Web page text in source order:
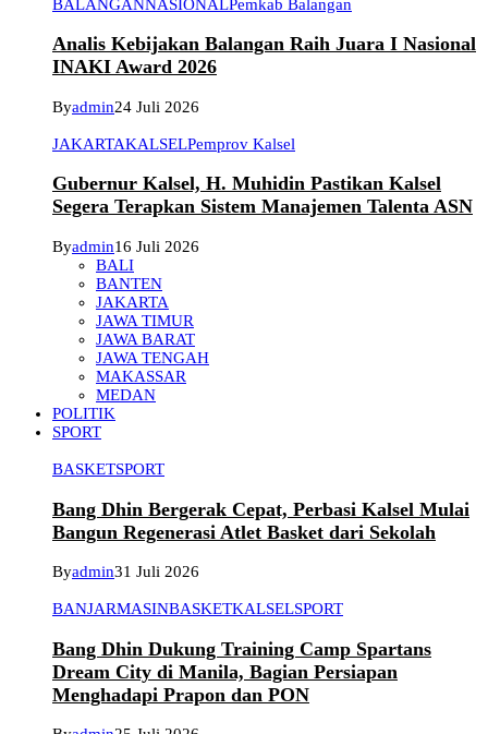
BALANGANNASIONALPemkab Balangan
Analis Kebijakan Balangan Raih Juara I Nasional
INAKI Award 2026
Byadmin24 Juli 2026
JAKARTAKALSELPemprov Kalsel
Gubernur Kalsel, H. Muhidin Pastikan Kalsel
Segera Terapkan Sistem Manajemen Talenta ASN
Byadmin16 Juli 2026
BALI
BANTEN
JAKARTA
JAWA TIMUR
JAWA BARAT
JAWA TENGAH
MAKASSAR
MEDAN
POLITIK
SPORT
BASKETSPORT
Bang Dhin Bergerak Cepat, Perbasi Kalsel Mulai
Bangun Regenerasi Atlet Basket dari Sekolah
Byadmin31 Juli 2026
BANJARMASINBASKETKALSELSPORT
Bang Dhin Dukung Training Camp Spartans
Dream City di Manila, Bagian Persiapan
Menghadapi Prapon dan PON